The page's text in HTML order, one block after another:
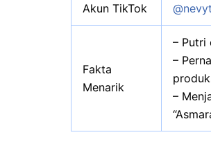
Akun TikTok
Fakta
Menarik
– Putri
–
–